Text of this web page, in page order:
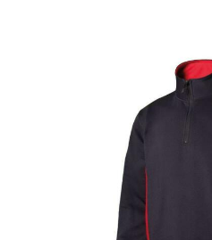
Minimale afname: 1